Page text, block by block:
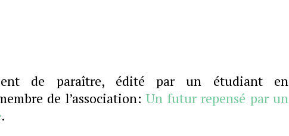
de paraître, édité par un étudiant en
de l’association: Un futur repensé par un
.